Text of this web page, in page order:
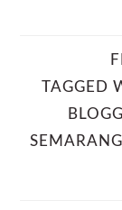
TAGGED
SEMARANG